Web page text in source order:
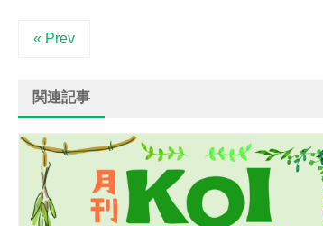
« Prev
関連記事